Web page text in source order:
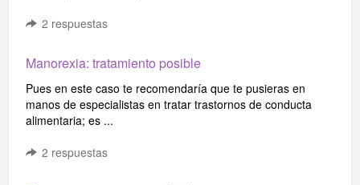
2 respuestas
Manorexia: tratamiento posible
Pues en este caso te recomendaría que te pusieras en
manos de especialistas en tratar trastornos de conducta
alimentaria; es ...
2 respuestas